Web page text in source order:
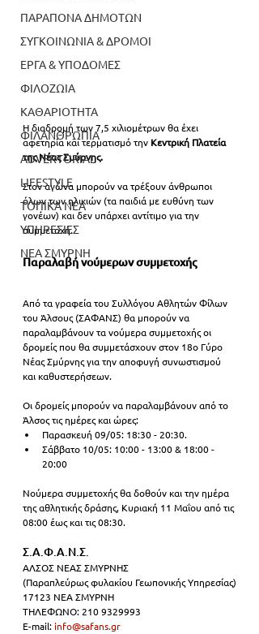
ΠΑΡΑΠΟΝΑ ΔΗΜΟΤΩΝ
ΣΥΓΚΟΙΝΩΝΙΑ & ΔΡΟΜΟΙ
ΕΡΓΑ & ΥΠΟΔΟΜΕΣ
ΦΙΛΟΖΩΙΑ
ΚΑΘΑΡΙΟΤΗΤΑ
ΦΙΛΑΝΘΡΩΠΙΑ
ADVERTORIAL
LIFESTYLE
ΤΟΠΙΚΑ ΝΕΑ
ΥΠΗΡΕΣΙΕΣ
ΝΕΑ ΣΜΥΡΝΗ
Η διαδρομή των 7,5 χιλιομέτρων θα έχει
αφετηρία και τερματισμό την Κεντρική Πλατεία
της Νέας Σμύρνης.
Στον αγώνα μπορούν να τρέξουν άνθρωποι
όλων των ηλικιών (τα παιδιά με ευθύνη των
γονέων) και δεν υπάρχει αντίτιμο για την
συμμετοχή.
Παραλαβή νούμερων συμμετοχής
Από τα γραφεία του Συλλόγου Αθλητών Φίλων
του Άλσους (ΣΑΦΑΝΣ) θα μπορούν να
παραλαμβάνουν τα νούμερα συμμετοχής οι
δρομείς που θα συμμετάσχουν στον 18ο Γύρο
Νέας Σμύρνης για την αποφυγή συνωστισμού
και καθυστερήσεων.
Οι δρομείς μπορούν να παραλαμβάνουν από το
Άλσος τις ημέρες και ώρες:
Παρασκευή 09/05: 18:30 - 20:30.
Σάββατο 10/05: 10:00 - 13:00 & 18:00 -
20:00
Νούμερα συμμετοχής θα δοθούν και την ημέρα
της αθλητικής δράσης, Κυριακή 11 Μαΐου από τις
08:00 έως και τις 08:30.
Σ.Α.Φ.Α.Ν.Σ.
ΑΛΣΟΣ ΝΕΑΣ ΣΜΥΡΝΗΣ
(Παραπλεύρως φυλακίου Γεωπονικής Υπηρεσίας)
17123 ΝΕΑ ΣΜΥΡΝΗ
ΤΗΛΕΦΩΝΟ: 210 9329993
E-mail: info@safans.gr